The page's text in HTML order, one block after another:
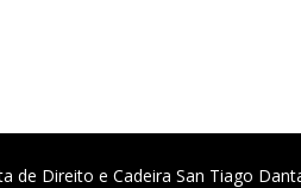
de Direito e Cadeira San Tiago